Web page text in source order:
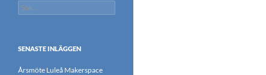
Sök
efter:
SENASTE INLÄGGEN
Årsmöte Luleå Makerspace